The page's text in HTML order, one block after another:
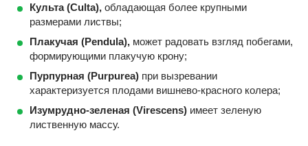
Культа (Culta), обладающая более крупными
размерами листвы;
Плакучая (Pendula), может радовать взгляд побегами,
формирующими плакучую крону;
Пурпурная (Purpurea) при вызревании
характеризуется плодами вишнево-красного колера;
Изумрудно-зеленая (Virescens) имеет зеленую
лиственную массу.